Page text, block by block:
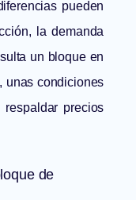
pueden
la demanda
un bloque en
unas condiciones
precios
de